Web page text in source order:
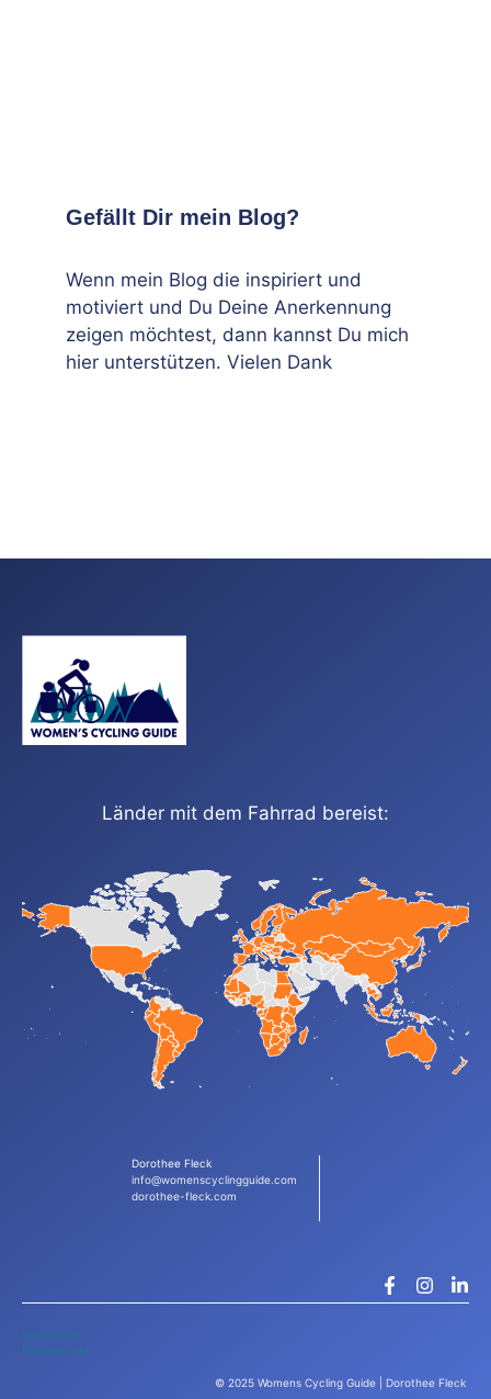
Gefällt Dir mein Blog?
Wenn mein Blog die inspiriert und
motiviert und Du Deine Anerkennung
zeigen möchtest, dann kannst Du mich
hier unterstützen. Vielen Dank
Länder mit dem Fahrrad bereist:
Dorothee Fleck
info@womenscyclingguide.com
dorothee-fleck.com
Impressum
Datenschutz
© 2025 Womens Cycling Guide | Dorothee Fleck